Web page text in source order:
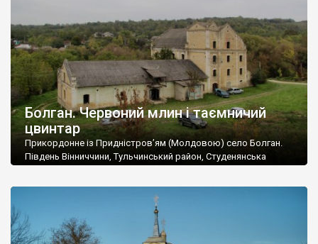
Болган. Червоний млин і таємничий
цвинтар
Прикордонне із Придністров’ям (Молдовою) село Болган.
Південь Вінниччини, Тульчинський район, Студенянська
старовинний цвинтар із кам’яними хрестами. Всі епітафії, які
збереглися, написані кирилицею, церковнослов’янською
мовою. За всіма традиційними ознаками – цвинтар
український. Хрести датуються 19 століттям. У 1924-1940